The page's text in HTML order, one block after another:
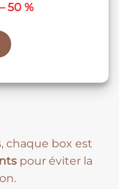
50 %
chaque box est
pour éviter la